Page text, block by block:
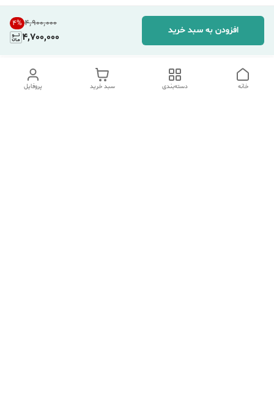
۴٬۹۰۰٬۰۰۰ 4%
4,700,000
افزودن به سبد خرید
پروفایل سبد خرید دسته‌بندی خانه